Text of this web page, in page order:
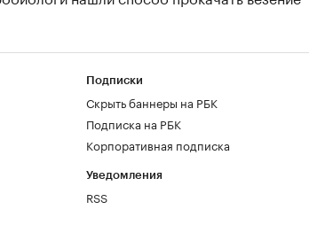
Подписки
Скрыть баннеры на РБК
Подписка на РБК
Корпоративная подписка
Уведомления
RSS